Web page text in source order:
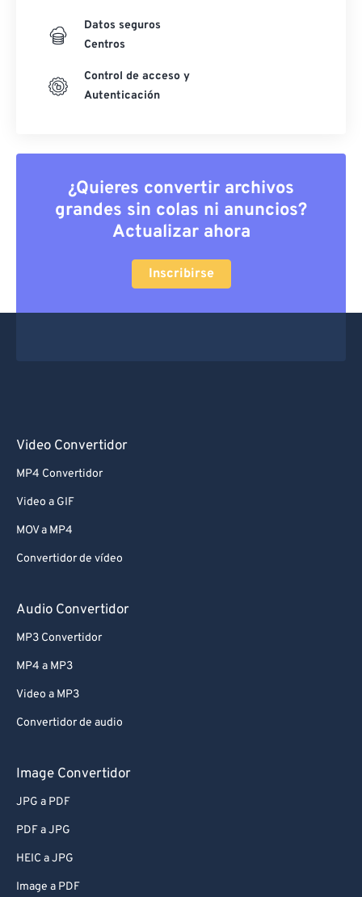
Datos seguros
Centros
Control de acceso y
Autenticación
¿Quieres convertir archivos
grandes sin colas ni anuncios?
Actualizar ahora
Inscribirse
Video Convertidor
MP4 Convertidor
Video a GIF
MOV a MP4
Convertidor de vídeo
Audio Convertidor
MP3 Convertidor
MP4 a MP3
Video a MP3
Convertidor de audio
Image Convertidor
JPG a PDF
PDF a JPG
HEIC a JPG
Image a PDF